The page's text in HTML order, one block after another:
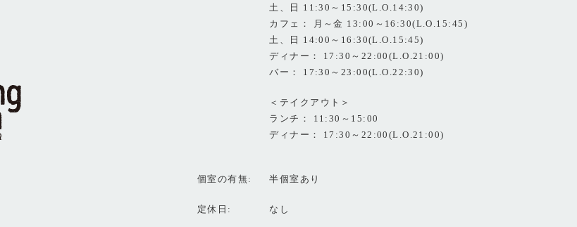
土、日 11:30～15:30(L.O.14:30)
カフェ： 月～金 13:00～16:30(L.O.15:45)
土、日 14:00～16:30(L.O.15:45)
ディナー： 17:30～22:00(L.O.21:00)
バー： 17:30～23:00(L.O.22:30)
＜テイクアウト＞
ランチ： 11:30～15:00
ディナー： 17:30～22:00(L.O.21:00)
個室の有無 半個室あり
定休日 なし